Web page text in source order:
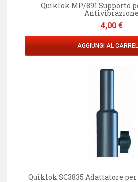
Quiklok MP/891 Supporto
Antivibrazione
Prezzo
4,00 €
AGGIUNGI AL
Quiklok SC3835 Adattatore